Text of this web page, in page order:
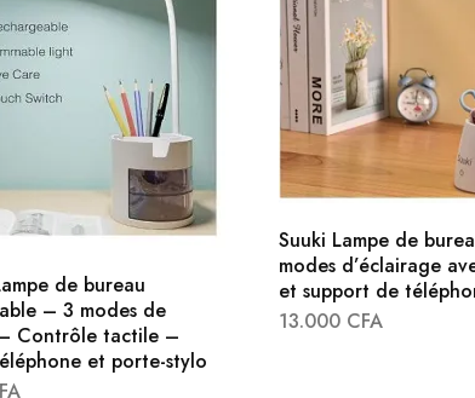
de bureau
– 3 modes de
Contrôle tactile –
et porte-stylo
Suuki Lampe de
modes d’éclairage
et support de
13.000 CFA